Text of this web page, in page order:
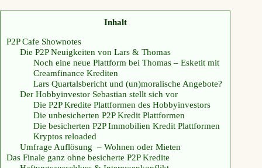
Inhalt
P2P Cafe Shownotes
Die P2P Neuigkeiten von Lars & Thomas
Noch eine neue Plattform bei Thomas – Esketit mit
Creamfinance Krediten
Lars Quartalsbericht und (un)moralische Angebote?
Der Hobbyinvestor Sebastian stellt sich vor
Die P2P Kredite Plattformen des Hobbyinvestors
Die unbesicherten P2P Kredit Plattformen
Die besicherten P2P Immobilien Kredit Plattformen
Kryptos reloaded
Umfrage Auflösung – Wohnen oder Mieten
Das Finale ganz ohne besicherte P2P Kredite